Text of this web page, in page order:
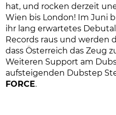
hat, und rocken derzeit
Wien bis London! Im Juni
ihr lang erwartetes
Records raus und werden
dass Österreich das Zeug
Weiteren Support am
aufsteigenden Dubstep
FORCE.